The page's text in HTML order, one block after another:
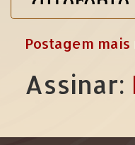
Postagem
Assinar: